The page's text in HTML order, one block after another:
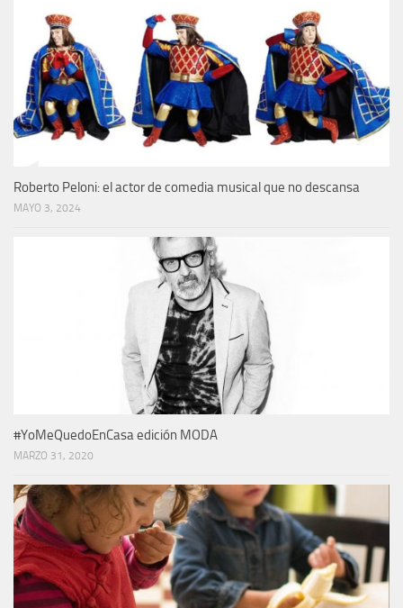
Roberto Peloni: el actor de comedia musical que no descansa
MAYO 3, 2024
#YoMeQuedoEnCasa edición MODA
MARZO 31, 2020